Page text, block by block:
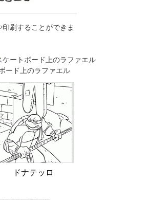
刷することができま
ドナテッロ